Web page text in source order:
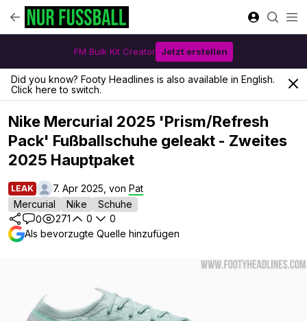
FM Bulk Kit Creator Jetzt erstellen
Did you know? Footy Headlines is also available in English.
Click here to switch.
Nike Mercurial 2025 'Prism/Refresh
Pack' Fußballschuhe geleakt - Zweites
2025 Hauptpaket
LEAK 7. Apr 2025, von Pat
Mercurial
Nike
Schuhe
0
271 0
0
Als bevorzugte Quelle hinzufügen